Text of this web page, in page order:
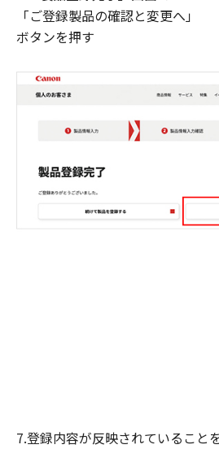
「ご登録製品の確認と変更へ」
ボタンを押す
7.登録内容が反映されていること